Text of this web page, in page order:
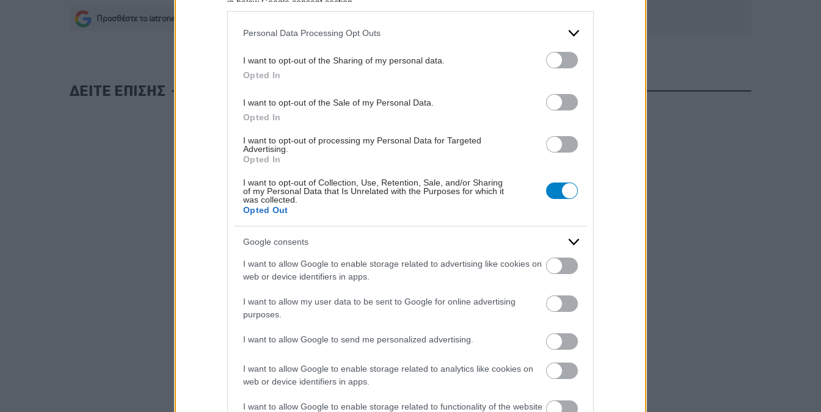
Personal Data Processing Opt Outs
I want to opt-out of the Sharing of my personal data.
Opted In
I want to opt-out of the Sale of my Personal Data.
Opted In
I want to opt-out of processing my Personal Data for Targeted
Advertising.
Opted In
I want to opt-out of Collection, Use, Retention, Sale, and/or Sharing
of my Personal Data that Is Unrelated with the Purposes for which it
was collected.
Opted Out
Google consents
I want to allow Google to enable storage related to advertising like cookies on
web or device identifiers in apps.
I want to allow my user data to be sent to Google for online advertising
purposes.
I want to allow Google to send me personalized advertising.
I want to allow Google to enable storage related to analytics like cookies on
web or device identifiers in apps.
I want to allow Google to enable storage related to functionality of the website
Προσθέστε το iatronet.gr στο Discover
ΔΕΙΤΕ ΕΠΙΣΗΣ